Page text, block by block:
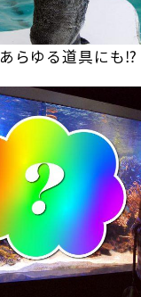
あらゆる道具にも⁉